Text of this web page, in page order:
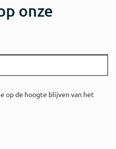
onze
op de hoogte blijven van het